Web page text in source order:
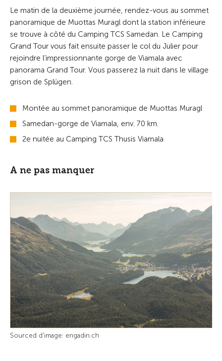
Le matin de la deuxième journée, rendez-vous au sommet
panoramique de Muottas Muragl dont la station inférieure
se trouve à côté du Camping TCS Samedan. Le Camping
Grand Tour vous fait ensuite passer le col du Julier pour
rejoindre l’impressionnante gorge de Viamala avec
panorama Grand Tour. Vous passerez la nuit dans le village
grison de Splügen.
Montée au sommet panoramique de Muottas Muragl
Samedan-gorge de Viamala, env. 70 km.
2e nuitée au Camping TCS Thusis Viamala
A ne pas manquer
Sourced d'image: engadin.ch